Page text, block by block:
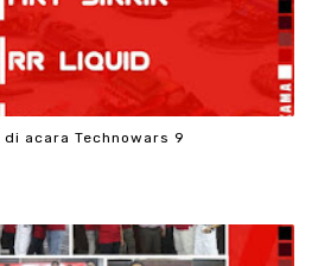
acara Technowars 9